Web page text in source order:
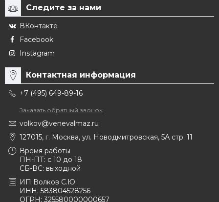
Следите за нами
ВКонтакте
Facebook
Instagram
Контактная информация
+7 (495) 649-89-16
Заказать обратный звонок
volkov@venevalmaz.ru
127015, г. Москва, ул. Новодмитровская, 5А стр. 11
Время работы
ПН-ПТ: с 10 до 18
СБ-ВС: выходной
ИП Волков С.Ю.
ИНН: 583804528256
ОГРН: 325580000000657